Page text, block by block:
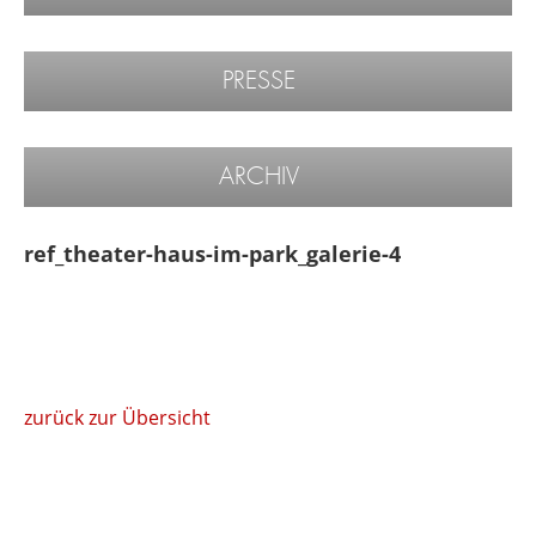
PRESSE
ARCHIV
ref_theater-haus-im-park_galerie-4
zurück zur Übersicht